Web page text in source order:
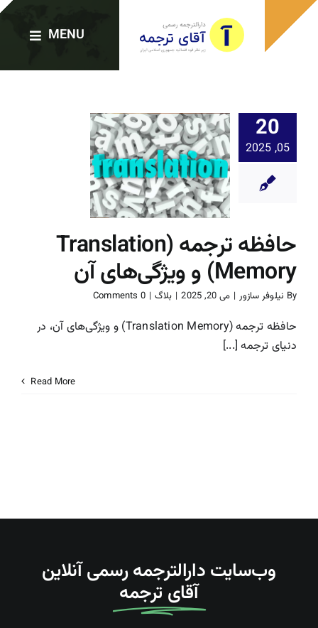
Skip
MENU
دارالترجمه‌ها
خدمات ترجمه
ترجمه رسمی فوری
وبلاگ
درباره ما
20
05, 2025
حافظه ترجمه (Translation
Memory) و ویژگی‌های آن
By نیلوفر سازور | می 20, 2025 | بلاگ |
0 Comments
حافظه ترجمه (Translation Memory) و ویژگی‌های آن، در
دنیای ترجمه [...]
Read More
وب‌سایت دارالترجمه رسمی آنلاین
آقای ترجمه